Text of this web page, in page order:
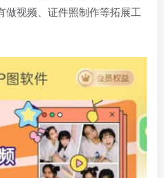
做视频、证件照制作等拓展工